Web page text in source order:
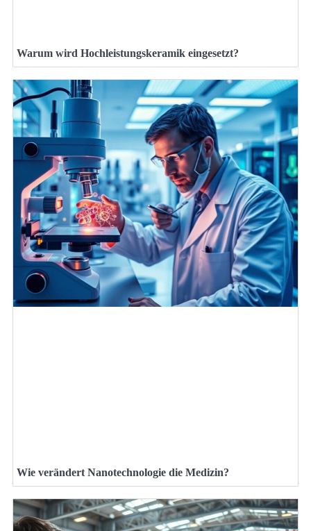
Warum wird Hochleistungskeramik eingesetzt?
Wie verändert Nanotechnologie die Medizin?